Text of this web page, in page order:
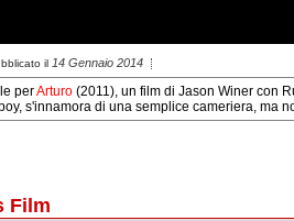
il 14 Gennaio 2014
perArturo (2011), un film di Jason Winer con
s'innamora di una semplice cameriera, ma
Film